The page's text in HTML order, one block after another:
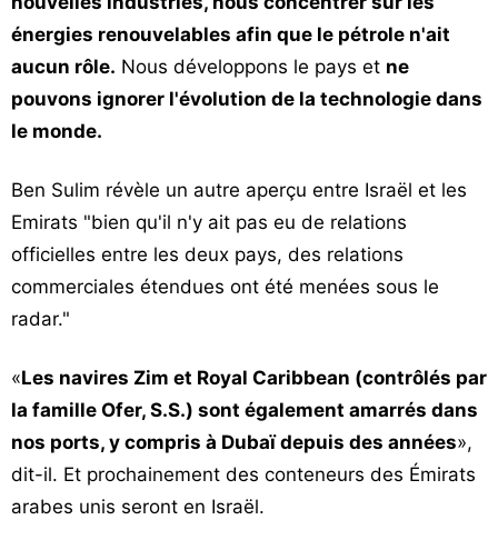
énergies renouvelables afin que le pétrole n'ait
aucun rôle. Nous développons le pays et ne
pouvons ignorer l'évolution de la technologie dans
le monde.
Ben Sulim révèle un autre aperçu entre Israël et les
Emirats "bien qu'il n'y ait pas eu de relations
officielles entre les deux pays, des relations
commerciales étendues ont été menées sous le
radar."
«Les navires Zim et Royal Caribbean (contrôlés par
la famille Ofer, S.S.) sont également amarrés dans
nos ports, y compris à Dubaï depuis des années»,
dit-il. Et prochainement des conteneurs des Émirats
arabes unis seront en Israël.